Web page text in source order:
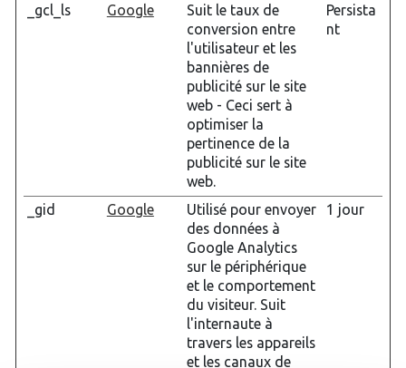
_gcl_ls Google
Suit le taux de
conversion entre
l'utilisateur et les
bannières de
publicité sur le site
web - Ceci sert à
optimiser la
pertinence de la
publicité sur le site
web.
Persista
nt
_gid Google
Utilisé pour envoyer
des données à
Google Analytics
sur le périphérique
et le comportement
du visiteur. Suit
l'internaute à
travers les appareils
et les canaux de
1 jour